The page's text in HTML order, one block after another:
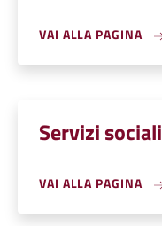
VAI ALLA PAGINA
Servizi sociali
VAI ALLA PAGINA